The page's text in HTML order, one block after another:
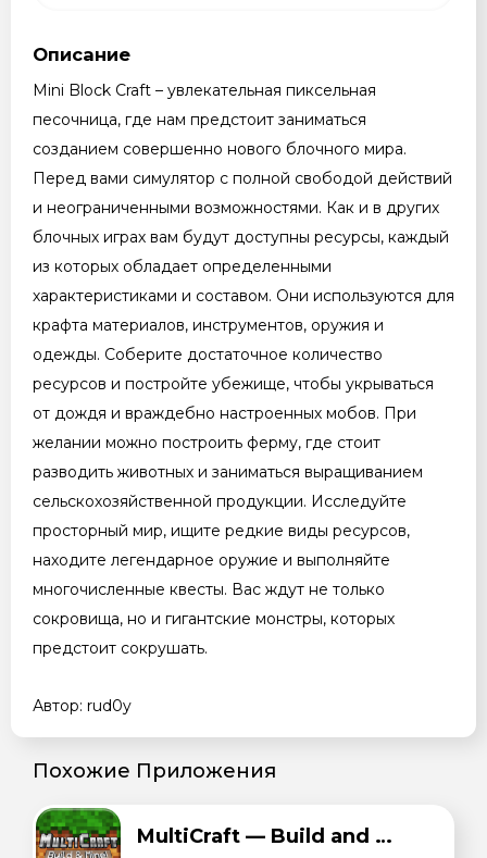
Описание
Mini Block Craft – увлекательная пиксельная
песочница, где нам предстоит заниматься
созданием совершенно нового блочного мира.
Перед вами симулятор с полной свободой действий
и неограниченными возможностями. Как и в других
блочных играх вам будут доступны ресурсы, каждый
из которых обладает определенными
характеристиками и составом. Они используются для
крафта материалов, инструментов, оружия и
одежды. Соберите достаточное количество
ресурсов и постройте убежище, чтобы укрываться
от дождя и враждебно настроенных мобов. При
желании можно построить ферму, где стоит
разводить животных и заниматься выращиванием
сельскохозяйственной продукции. Исследуйте
просторный мир, ищите редкие виды ресурсов,
находите легендарное оружие и выполняйте
многочисленные квесты. Вас ждут не только
сокровища, но и гигантские монстры, которых
предстоит сокрушать.
Автор: rud0y
Похожие Приложения
MultiCraft — Build and Mine!